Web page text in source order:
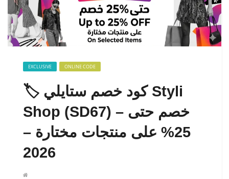
EXCLUSIVE ONLINE CODE
🏷️ كود خصم ستايلي Styli
Shop (SD67) – خصم حتى
25% على منتجات مختارة –
2026